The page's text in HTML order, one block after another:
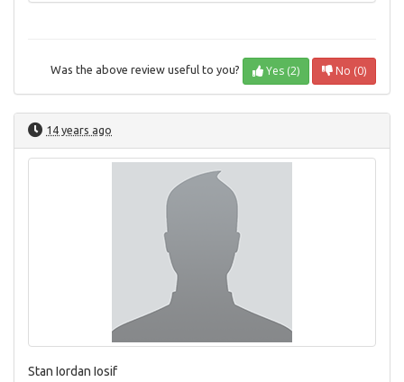
Was the above review useful to you? Yes (2) No (0)
14 years ago
Stan Iordan Iosif